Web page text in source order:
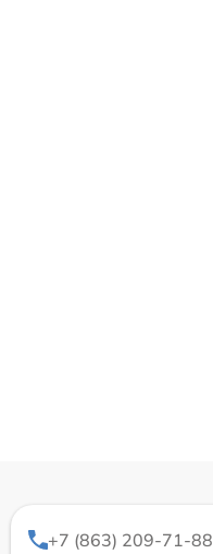
+7 (863) 209-71-88